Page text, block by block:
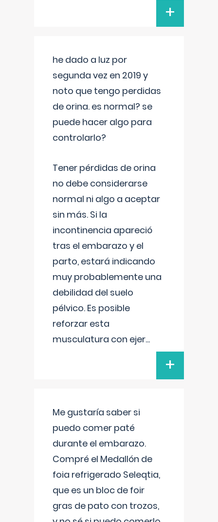
+
he dado a luz por
segunda vez en 2019 y
noto que tengo perdidas
de orina. es normal? se
puede hacer algo para
controlarlo?
Tener pérdidas de orina
no debe considerarse
normal ni algo a aceptar
sin más. Si la
incontinencia apareció
tras el embarazo y el
parto, estará indicando
muy probablemente una
debilidad del suelo
pélvico. Es posible
reforzar esta
musculatura con ejer...
+
Me gustaría saber si
puedo comer paté
durante el embarazo.
Compré el Medallón de
foia refrigerado Seleqtia,
que es un bloc de foir
gras de pato con trozos,